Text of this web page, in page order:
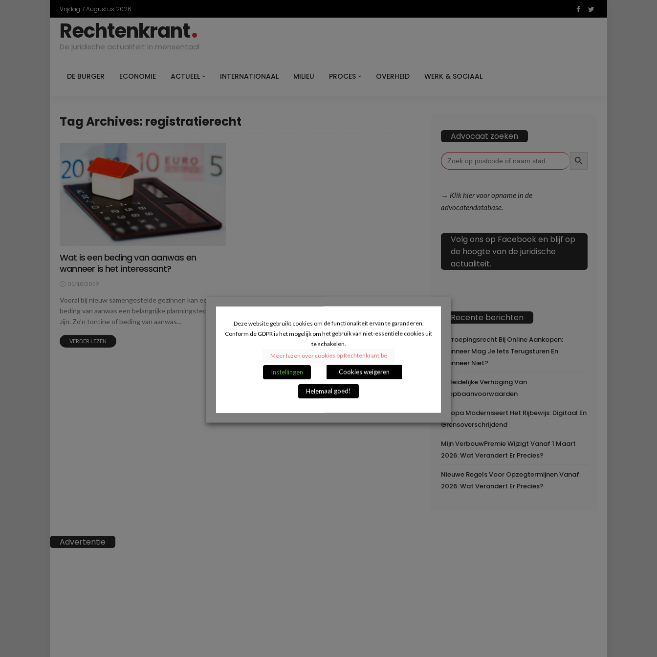
Vrijdag 7 Augustus 2026
Rechtenkrant
De juridische actualiteit in mensentaal
DE BURGER ECONOMIE ACTUEEL INTERNATIONAAL MILIEU PROCES OVERHEID WERK & SOCIAAL
Tag Archives: registratierecht
Wat is een beding van aanwas en
wanneer is het interessant?
01/10/2019
Vooral bij nieuw samengestelde gezinnen kan een
beding van aanwas een belangrijke planningstechniek
zijn. Zo’n tontine of beding van aanwas...
VERDER LEZEN
Advocaat zoeken
Zoek
naar:
→ Klik hier voor opname in de
advocatendatabase.
Volg ons op Facebook en blijf op
de hoogte van de juridische
actualiteit.
Recente berichten
Herroepingsrecht Bij Online Aankopen:
Wanneer Mag Je Iets Terugsturen En
Wanneer Niet?
Geleidelijke Verhoging Van
Loopbaanvoorwaarden
Europa Moderniseert Het Rijbewijs: Digitaal En
Grensoverschrijdend
Mijn VerbouwPremie Wijzigt Vanaf 1 Maart
2026: Wat Verandert Er Precies?
Nieuwe Regels Voor Opzegtermijnen Vanaf
2026: Wat Verandert Er Precies?
Advertentie
Deze website gebruikt cookies om de functionaliteit ervan te garanderen.
Conform de GDPR is het mogelijk om het gebruik van niet-essentiële cookies uit
te schakelen.
Meer lezen over cookies op Rechtenkrant.be
Instellingen Cookies weigeren
Helemaal goed!